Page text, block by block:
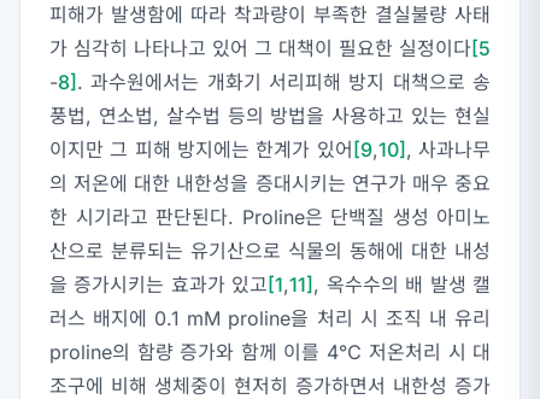
피해가 발생함에 따라 착과량이 부족한 결실불량 사태
가 심각히 나타나고 있어 그 대책이 필요한 실정이다[5
-8]. 과수원에서는 개화기 서리피해 방지 대책으로 송
풍법, 연소법, 살수법 등의 방법을 사용하고 있는 현실
이지만 그 피해 방지에는 한계가 있어[9,10], 사과나무
의 저온에 대한 내한성을 증대시키는 연구가 매우 중요
한 시기라고 판단된다. Proline은 단백질 생성 아미노
산으로 분류되는 유기산으로 식물의 동해에 대한 내성
을 증가시키는 효과가 있고[1,11], 옥수수의 배 발생 캘
러스 배지에 0.1 mM proline을 처리 시 조직 내 유리
proline의 함량 증가와 함께 이를 4℃ 저온처리 시 대
조구에 비해 생체중이 현저히 증가하면서 내한성 증가